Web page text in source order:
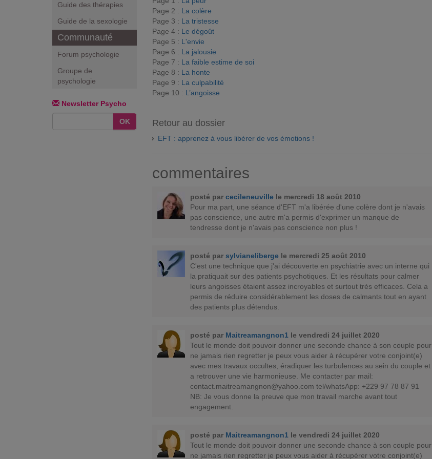
Guide des thérapies
Guide de la sexologie
Communauté
Forum psychologie
Groupe de
psychologie
Newsletter Psycho
OK
Page 2 : La colère
Page 3 : La tristesse
Page 4 : Le dégoût
Page 5 : L'envie
Page 6 : La jalousie
Page 7 : La faible estime de soi
Page 8 : La honte
Page 9 : La culpabilité
Page 10 : L’angoisse
Retour au dossier
EFT : apprenez à vous libérer de vos émotions !
commentaires
posté par cecileneuville le mercredi 18 août 2010
Pour ma part, une séance d'EFT m'a libérée d'une colère dont je n'avais
pas conscience, une autre m'a permis d'exprimer un manque de
tendresse dont je n'avais pas conscience non plus !
posté par sylvianeliberge le mercredi 25 août 2010
C'est une technique que j'ai découverte en psychiatrie avec un interne qui
la pratiquait sur des patients psychotiques. Et les résultats pour calmer
leurs angoisses étaient assez incroyables et surtout très efficaces. Cela a
permis de réduire considérablement les doses de calmants tout en ayant
des patients plus détendus.
posté par Maitreamangnon1 le vendredi 24 juillet 2020
Tout le monde doit pouvoir donner une seconde chance à son couple pour
ne jamais rien regretter je peux vous aider à récupérer votre conjoint(e)
avec mes travaux occultes, éradiquer les turbulences au sein du couple et
a retrouver une vie harmonieuse. Me contacter par mail:
contact.maitreamangnon@yahoo.com tel/whatsApp: +229 97 78 87 91
NB: Je vous donne la preuve que mon travail marche avant tout
engagement.
posté par Maitreamangnon1 le vendredi 24 juillet 2020
Tout le monde doit pouvoir donner une seconde chance à son couple pour
ne jamais rien regretter je peux vous aider à récupérer votre conjoint(e)